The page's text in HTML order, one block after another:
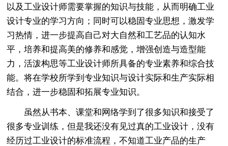
以及工业设计师需要掌握的知识与技能，从而明确工业
设计专业的学习方向；同时可以稳固专业思想，激发学
习热情，进一步提高自己对大自然和工艺品的认知水
平，培养和提高美的修养和感觉，增强创造与造型能
力，活泼构思等工业设计师所具备的专业素养和综合技
能。将在学校所学到专业知识与设计实际和生产实际相
结合，进一步稳固和拓展专业知识。
虽然从书本、课堂和网络学到了很多知识和接受了
很多专业训练，但是我还没有见过真的工业设计，没有
经历过工业设计的标准流程，不知道工业产品的生产